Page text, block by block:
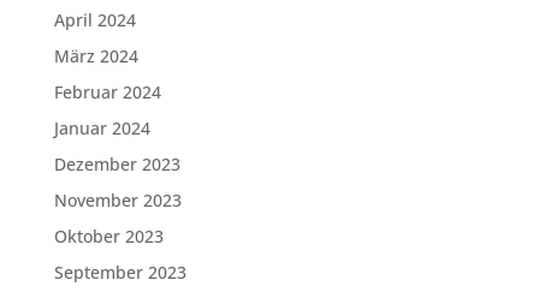
April 2024
März 2024
Februar 2024
Januar 2024
Dezember 2023
November 2023
Oktober 2023
September 2023